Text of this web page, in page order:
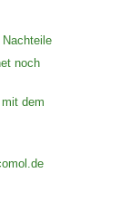
Nachteile
noch
dem